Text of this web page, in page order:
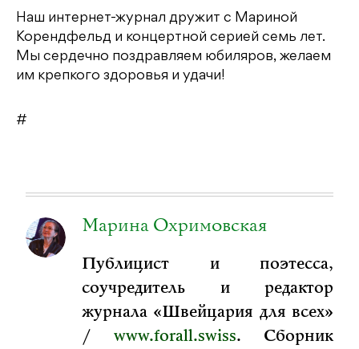
Наш интернет-журнал дружит с Мариной
Корендфельд и концертной серией семь лет.
Мы сердечно поздравляем юбиляров, желаем
им крепкого здоровья и удачи!
#
Марина Охримовская
Публицист и поэтесса,
соучредитель и редактор
журнала «Швейцария для всех»
/ www.forall.swiss. Сборник